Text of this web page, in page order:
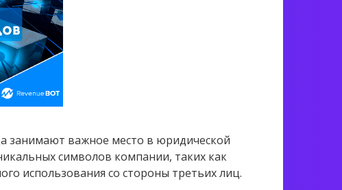
занимают важное место в юридической
символов компании, таких как
использования со стороны третьих лиц.